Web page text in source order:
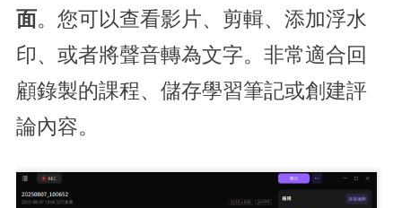
面。您可以查看影片、剪輯、添加浮水
印、或者將聲音轉為文字。非常適合回
顧錄製的課程、儲存學習筆記或創建評
論內容。